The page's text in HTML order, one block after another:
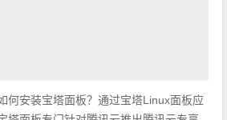
何安装宝塔面板？通过宝塔Linux面板应